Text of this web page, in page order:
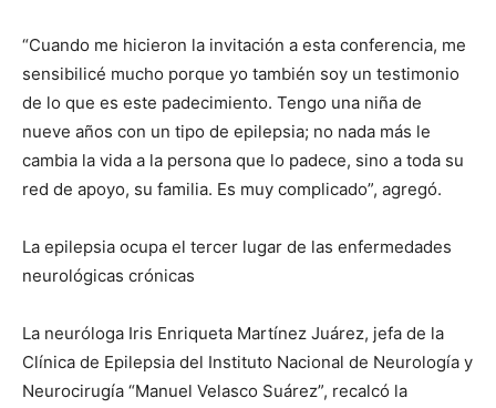
“Cuando me hicieron la invitación a esta conferencia, me
sensibilicé mucho porque yo también soy un testimonio
de lo que es este padecimiento. Tengo una niña de
nueve años con un tipo de epilepsia; no nada más le
cambia la vida a la persona que lo padece, sino a toda su
red de apoyo, su familia. Es muy complicado”, agregó.
La epilepsia ocupa el tercer lugar de las enfermedades
neurológicas crónicas
La neuróloga Iris Enriqueta Martínez Juárez, jefa de la
Clínica de Epilepsia del Instituto Nacional de Neurología y
Neurocirugía “Manuel Velasco Suárez”, recalcó la